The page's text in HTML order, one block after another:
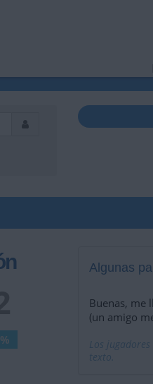
Algunas
Buenas, me
(un amigo
Los
texto.